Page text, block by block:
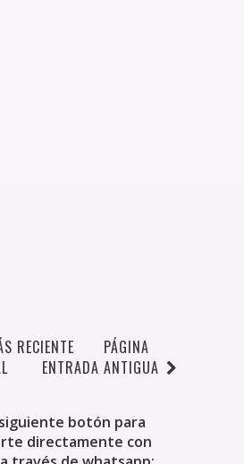
RECIENTE
ENTRADA ANTIGUA
PÁGINA
botón para
directamente con